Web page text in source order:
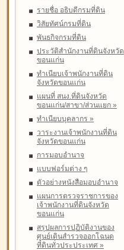
รายชื่อ อธิบดีกรมที่ดิน
วิสัยทัศน์กรมที่ดิน
พันธกิจกรมที่ดิน
ประวัติสำนักงานที่ดินจังหวัด
ขอนแก่น
ทำเนียบเจ้าพนักงานที่ดิน
จังหวัดขอนแก่น
แผนที่ สนง.ที่ดินจังหวัด
ขอนแก่น/สาขา/ส่วนแยก »
ทำเนียบบุคลากร »
วาระงานเจ้าพนักงานที่ดิน
จังหวัดขอนแก่น
การมอบอำนาจ
แบบฟอร์มต่าง ๆ
ตัวอย่างหนังสือมอบอำนาจ
แผนการตรวจราชการของ
เจ้าพนักงานที่ดินจังหวัด
ขอนแก่น
สรุปผลการปฏิบัติงานของ
ศูนย์เดินสำรวจออกโฉนด
ที่ดินทั่วประประเทศ »